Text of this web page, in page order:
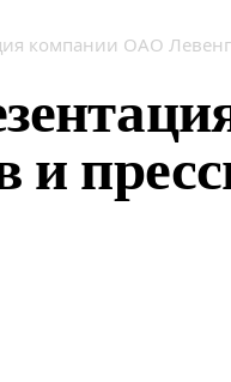
компании ОАО
и